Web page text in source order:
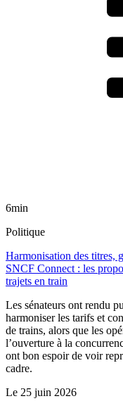
6min
Politique
Harmonisation des titres,
SNCF Connect : les
trajets en train
Les sénateurs ont rendu
harmoniser les tarifs et
de trains, alors que les
l’ouverture à la
ont bon espoir de voir
cadre.
Le 25 juin 2026